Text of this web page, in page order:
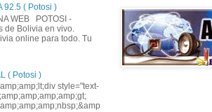
92.5 ( Potosi )
WEB POTOSI -
Bolivia en vivo.
online para todo. Tu
( Potosi )
style="text-